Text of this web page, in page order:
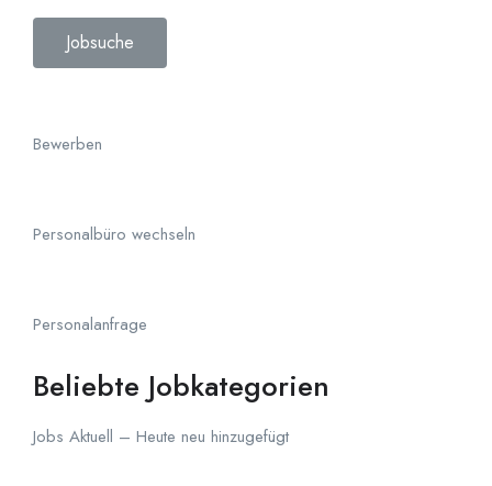
Jobsuche
Bewerben
Personalbüro wechseln
Personalanfrage
Beliebte Jobkategorien
Jobs Aktuell – Heute neu hinzugefügt